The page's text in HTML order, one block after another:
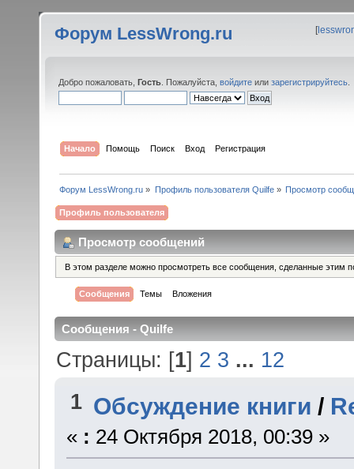
Форум LessWrong.ru [
Добро пожаловать, Гость . Пожалуйста, войдите или зарегистрируйтесь
Начало Помощь Поиск Вход Регистрация
Форум LessWrong.ru » Профиль пользователя Quilfe» Просмотр
Профиль пользователя
Просмотр сообщений
В этом разделе можно просмотреть все сообщения, сделанные этим
Сообщения Темы Вложения
Сообщения - Quilfe
Страницы: [1] 2 3 ... 12
1 Обсуждение книги /
« : 24 Октября 2018, 00:39 »